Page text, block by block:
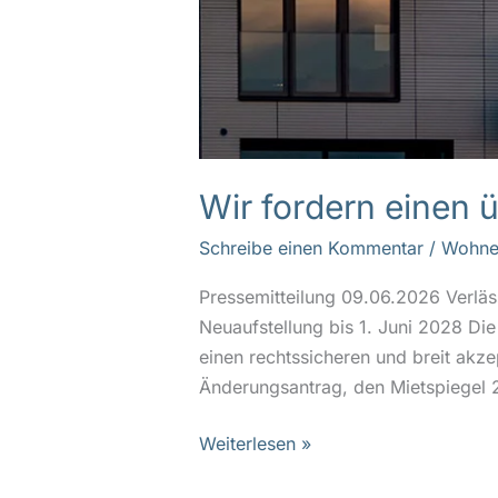
Wir fordern einen
Schreibe einen Kommentar /
Pressemitteilung 09.06.2026
Neuaufstellung bis 1. Juni 2028
einen rechtssicheren und breit
Änderungsantrag, den
Weiterlesen »